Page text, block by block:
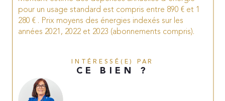
pour un usage standard est compris entre 890 € et 1
280 € . Prix moyens des énergies indexés sur les
années 2021, 2022 et 2023 (abonnements compris).
INTÉRESSÉ(E) PAR
CE BIEN ?